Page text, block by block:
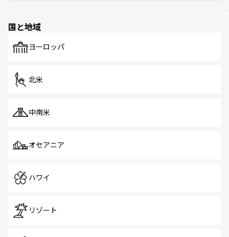
で、ホーカーズは地元の風情を楽しめる外せないスポット
国と地域
ヨーロッパ
北米
中南米
オセアニア
ハワイ
リゾート